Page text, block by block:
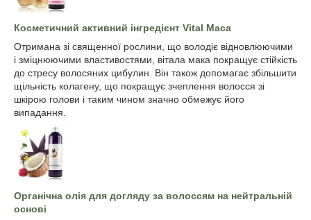
Косметичний активний інгредієнт Vital Maca
Отримана зі священної рослини, що володіє відновлюючими
і зміцнюючими властивостями, вітала мака покращує стійкість
до стресу волосяних цибулин. Він також допомагає збільшити
щільність колагену, що покращує зчеплення волосся зі
шкірою голови і таким чином значно обмежує його
випадання.
Органічна олія для догляду за волоссям на нейтральній
основі